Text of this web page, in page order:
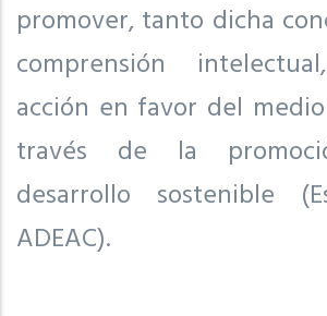
promover, tanto dicha
comprensión
acción en favor del
través de la
desarrollo sostenible
ADEAC).